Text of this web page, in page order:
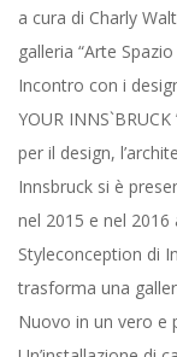
2016-
10-
01
a cura di Charly
galleria “Arte
Incontro con i
YOUR
per il design,
Innsbruck si è
nel 2015 e nel 2016
Styleconception di
trasforma una
Nuovo in un vero e